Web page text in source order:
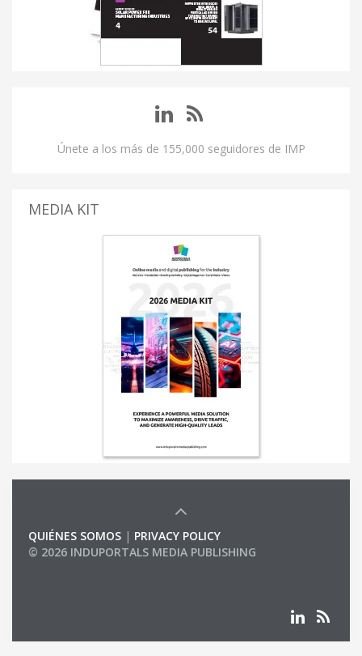
Únete a los más de 155,000 seguidores de IMP
MEDIA KIT
QUIÉNES SOMOS | PRIVACY POLICY
© 2026 INDUPORTALS MEDIA PUBLISHING